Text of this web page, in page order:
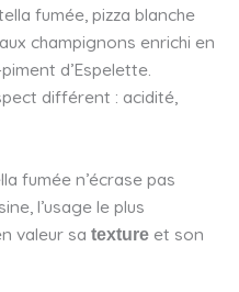
fumée, pizza blanche
champignons enrichi en
d’Espelette.
différent : acidité,
fumée n’écrase pas
l’usage le plus
valeur sa texture et son